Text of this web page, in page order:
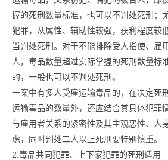
握的死刑数量标准，也可以不判处死刑；
犯罪，从属性、辅助性较强，获利程度较
当判处死刑。对于不能排除受人指使、雇
人，毒品数量超过实际掌握的死刑数量标
的，一般也可以不判处死刑。
一案中有多人受雇运输毒品的，在决定死
运输毒品的数量外，还应结合其具体犯罪
与雇用者关系的紧密性及其主观恶性、人
虑，同时判处二人以上死刑要特别慎重。
2.毒品共同犯罪、上下家犯罪的死刑适用